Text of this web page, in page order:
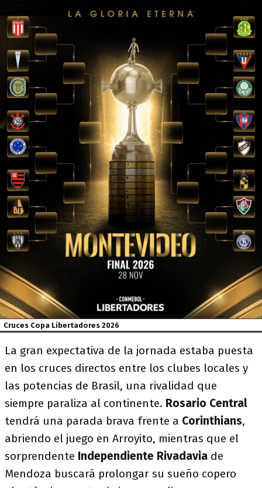
Cruces Copa Libertadores 2026
La gran expectativa de la jornada estaba puesta
en los cruces directos entre los clubes locales y
las potencias de Brasil, una rivalidad que
siempre paraliza al continente. Rosario Central
tendrá una parada brava frente a Corinthians,
abriendo el juego en Arroyito, mientras que el
sorprendente Independiente Rivadavia de
Mendoza buscará prolongar su sueño copero